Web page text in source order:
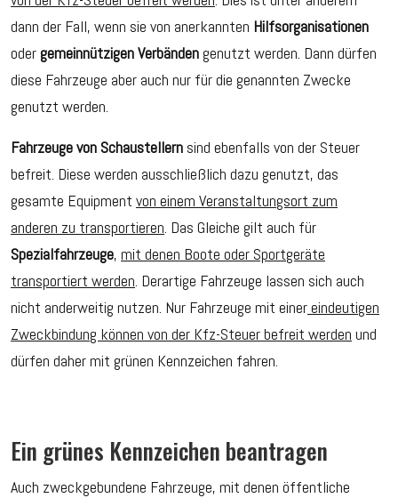
dann der Fall, wenn sie von anerkannten Hilfsorganisationen
odergemeinnützigen Verbänden genutzt werden. Dann dürfen
diese Fahrzeuge aber auch nur für die genannten Zwecke
genutzt werden.
Fahrzeuge von Schaustellern sind ebenfalls von der Steuer
befreit. Diese werden ausschließlich dazu genutzt, das
gesamte Equipment von einem Veranstaltungsort zum
anderen zu transportieren. Das Gleiche gilt auch für
Spezialfahrzeuge, mit denen Boote oder Sportgeräte
transportiert werden. Derartige Fahrzeuge lassen sich auch
nicht anderweitig nutzen. Nur Fahrzeuge mit einereindeutigen
Zweckbindung können von der Kfz-Steuer befreit werden und
dürfen daher mit grünen Kennzeichen fahren.
Ein grünes Kennzeichen beantragen
Auch zweckgebundene Fahrzeuge, mit denen öffentliche